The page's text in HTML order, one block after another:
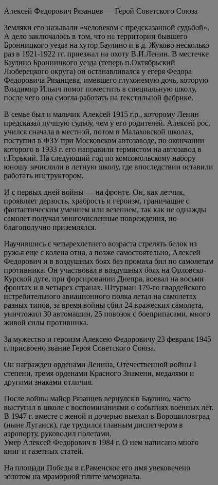
Алексей Федорович Рязанцев — Герой Советского Союза
Земляки его называли «человеком с предсказанной судьбой».
А дело заключалось в том, что на территории бывшего
Бронницкого уезда на хутор Баулино и в д. Жуково несколько
раз в 1921-1922 гг. приезжал на охоту В.И.Ленин. В местечке
Баулино Бронницкого уезда (теперь п.Октябрьский
Люберецкого округа) он останавливался у егеря Федора
Федоровича Рязанцева, имевшего глухонемую дочь, которую
Владимир Ильич помог поместить в специальную школу,
после чего она смогла работать на текстильной фабрике.
В семье был и мальчик Алексей 1915 г.р., которому Ленин
предсказал лучшую судьбу, чем у его родителей. Алексей рос,
учился сначала в местной, потом в Малаховской школах,
поступил в ФЗУ при Московском автозаводе, по окончании
которого в 1933 г. его направили термистом на автозавод в
г.Горький. На следующий год по комсомольскому набору
юношу зачислили в летную школу, где впоследствии оставили
работать инструктором.
И с первых дней войны — на фронте. Он, как летчик,
проявляет дерзость, храбрость и героизм, граничащие с
фантастическим умением или везением, так как не однажды
самолет получал многочисленные повреждения, но
благополучно приземлялся.
Научившись с четырехлетнего возраста стрелять белок из
ружья еще с колена отца, а позже самостоятельно, Алексей
Федорович и в воздушных боях без промаха бил по самолетам
противника. Он участвовал в воздушных боях на Орловско-
Курской дуге, при форсировании Днепра, воевал на восьми
фронтах и в четырех странах. Штурман 179-го гвардейского
истребительного авиационного полка летал на самолетах
разных типов, за время войны сбил 24 вражеских самолета,
уничтожил 30 автомашин, 25 повозок с боеприпасами, много
живой силы противника.
За мужество и героизм Алексею Федоровичу 23 февраля 1945
г. присвоено звание Героя Советского Союза.
Он награжден орденами Ленина, Отечественной войны I
степени, тремя орденами Красного Знамени, медалями и
другими знаками отличия.
После войны майор Рязанцев вернулся в Баулино, часто
выступал в школе с воспоминаниями о событиях военных лет.
В 1947 г. вместе с женой и дочерью выехал в Ворошиловград
(ныне Луганск), где трудился главным диспетчером в
аэропорту, руководил полетами.
Умер Алексей Федорович в 1984 г. О нем написано много
книг и газетных статей.
На площади Победы в г.Раменское его имя увековечено
золотом на мраморной плите мемориала.